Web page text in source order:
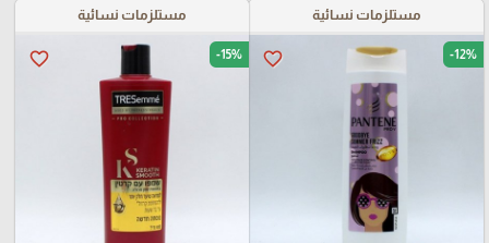
مستلزمات نسائية
favorite_border -12%
مستلزمات نسائية
favorite_border -15%